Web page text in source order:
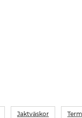
Jaktväskor